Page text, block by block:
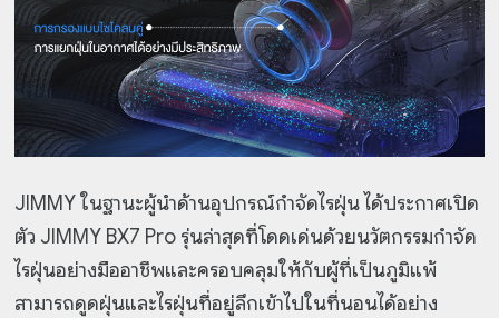
JIMMY ในฐานะผู้นำด้านอุปกรณ์กำจัดไรฝุ่น ได้ประกาศเปิด
ตัว JIMMY BX7 Pro รุ่นล่าสุดที่โดดเด่นด้วยนวัตกรรมกำจัด
ไรฝุ่นอย่างมืออาชีพและครอบคลุมให้กับผู้ที่เป็นภูมิแพ้
สามารถดูดฝุ่นและไรฝุ่นที่อยู่ลึกเข้าไปในที่นอนได้อย่าง